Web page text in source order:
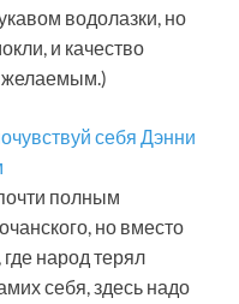
водолазки, но
и качество
желаемым.)
полным
но вместо
народ терял
себя, здесь надо